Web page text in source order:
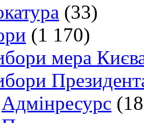
(33)
(1 170)
мера
Адмінресурс